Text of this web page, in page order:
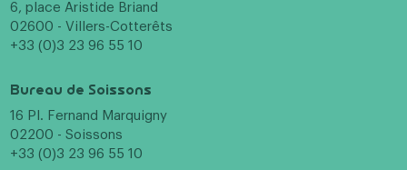
6, place Aristide Briand
02600 - Villers-Cotterêts
+33 (0)3 23 96 55 10
Bureau de Soissons
16 Pl. Fernand Marquigny
02200 - Soissons
+33 (0)3 23 96 55 10